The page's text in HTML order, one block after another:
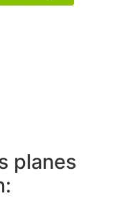
planes